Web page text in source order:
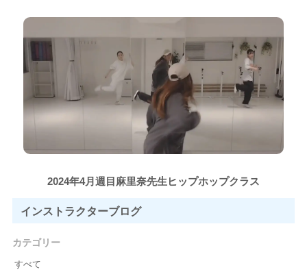
2024年4月週目麻里奈先生ヒップホップクラス
インストラクターブログ
カテゴリー
すべて